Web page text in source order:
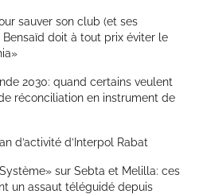
sauver son club (et ses
Bensaïd doit à tout prix éviter le
2030: quand certains veulent
réconciliation en instrument de
d’activité d’Interpol Rabat
sur Sebta et Melilla: ces
un assaut téléguidé depuis